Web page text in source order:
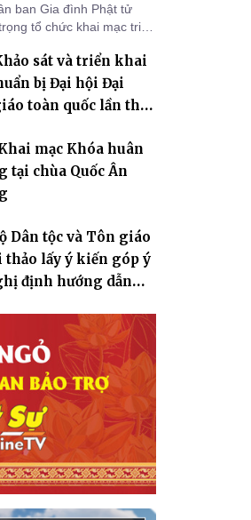
ban Gia đình Phật tử
tổ chức khai mạc triển
sát và triển khai
bị Đại hội Đại
toàn quốc lần thứ
mạc Khóa huân
tại chùa Quốc Ân
Dân tộc và Tôn giáo
thảo lấy ý kiến góp ý
định hướng dẫn